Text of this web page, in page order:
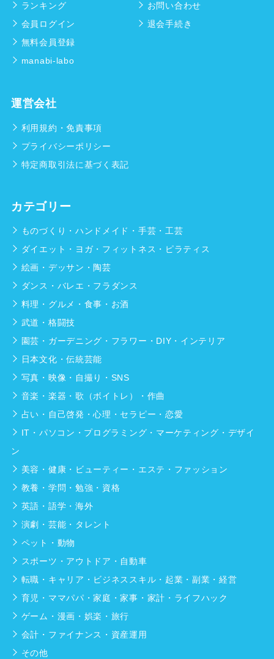
ランキング
会員ログイン
無料会員登録
manabi-labo
お問い合わせ
退会手続き
運営会社
利用規約・免責事項
プライバシーポリシー
特定商取引法に基づく表記
カテゴリー
ものづくり・ハンドメイド・手芸・工芸
ダイエット・ヨガ・フィットネス・ピラティス
絵画・デッサン・陶芸
ダンス・バレエ・フラダンス
料理・グルメ・食事・お酒
武道・格闘技
園芸・ガーデニング・フラワー・DIY・インテリア
日本文化・伝統芸能
写真・映像・自撮り・SNS
音楽・楽器・歌（ボイトレ）・作曲
占い・自己啓発・心理・セラピー・恋愛
IT・パソコン・プログラミング・マーケティング・デザイ
ン
美容・健康・ビューティー・エステ・ファッション
教養・学問・勉強・資格
英語・語学・海外
演劇・芸能・タレント
ペット・動物
スポーツ・アウトドア・自動車
転職・キャリア・ビジネススキル・起業・副業・経営
育児・ママパパ・家庭・家事・家計・ライフハック
ゲーム・漫画・娯楽・旅行
会計・ファイナンス・資産運用
その他